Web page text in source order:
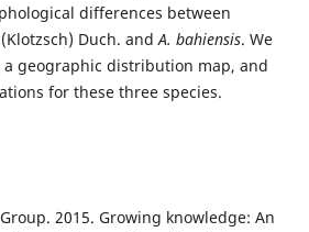
differences between
Duch. andA. bahiensis. We
geographic distribution map, and
for these three species.
2015. Growing knowledge: An